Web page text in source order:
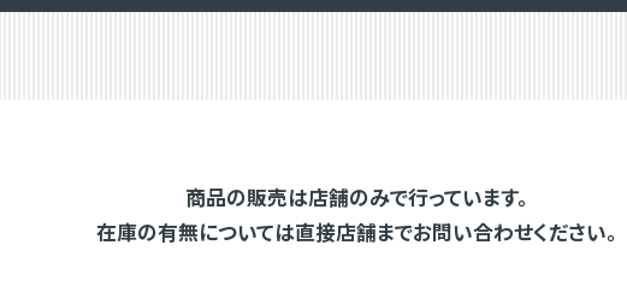
商品の販売は店舗のみで行っています。
在庫の有無については直接店舗までお問い合わせください。